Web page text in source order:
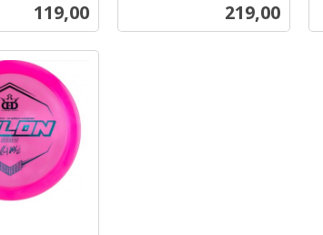
Pris
119,00
mer
Pris
219,00